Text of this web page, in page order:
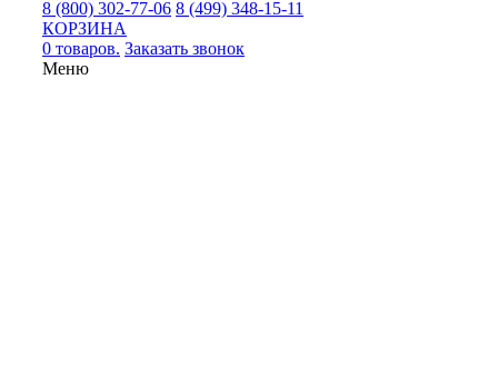
8 (800) 302-77-06 8 (499) 348-15-11
КОРЗИНА
0 товаров. Заказать звонок
Меню